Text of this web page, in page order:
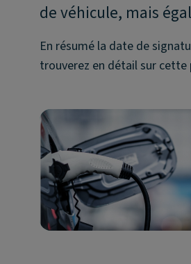
de véhicule, mais
En résumé la date de
trouverez en détail sur